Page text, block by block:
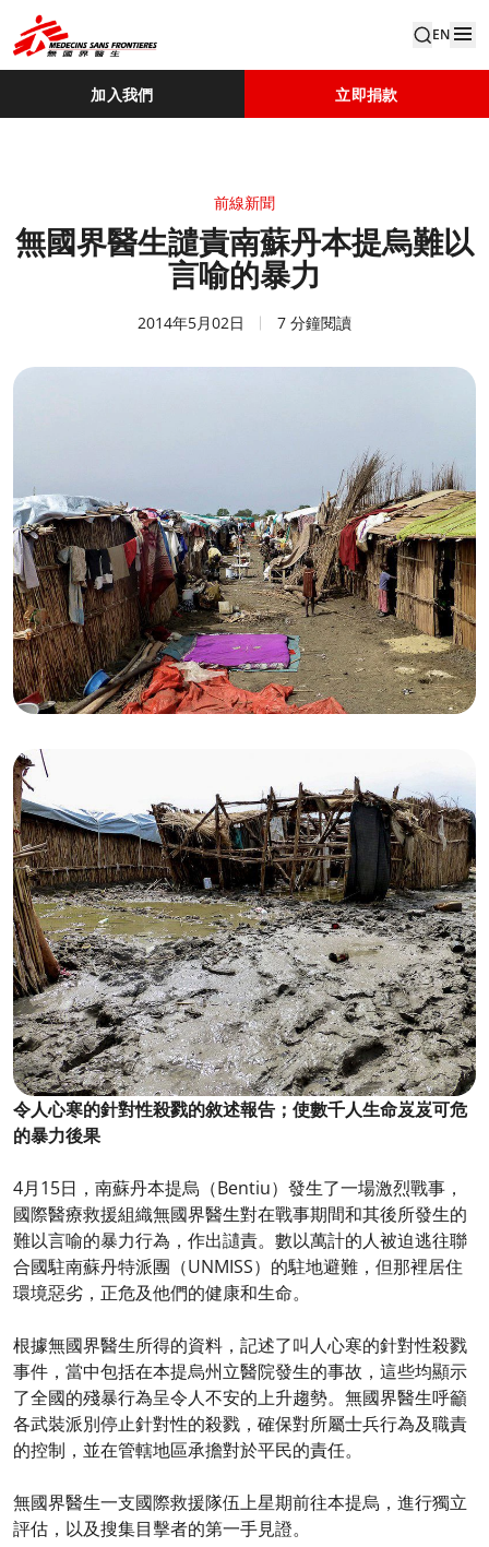
EN
加入我們 立即捐款
前線新聞
無國界醫生譴責南蘇丹本提烏難以
言喻的暴力
2014年5月02日 7 分鐘閱讀
令人心寒的針對性殺戮的敘述報告；使數千人生命岌岌可危
的暴力後果
4月15日，南蘇丹本提烏（Bentiu）發生了一場激烈戰事，
國際醫療救援組織無國界醫生對在戰事期間和其後所發生的
難以言喻的暴力行為，作出讉責。數以萬計的人被迫逃往聯
合國駐南蘇丹特派團（UNMISS）的駐地避難，但那裡居住
環境惡劣，正危及他們的健康和生命。
根據無國界醫生所得的資料，記述了叫人心寒的針對性殺戮
事件，當中包括在本提烏州立醫院發生的事故，這些均顯示
了全國的殘暴行為呈令人不安的上升趨勢。無國界醫生呼籲
各武裝派別停止針對性的殺戮，確保對所屬士兵行為及職責
的控制，並在管轄地區承擔對於平民的責任。
無國界醫生一支國際救援隊伍上星期前往本提烏，進行獨立
評估，以及搜集目擊者的第一手見證。